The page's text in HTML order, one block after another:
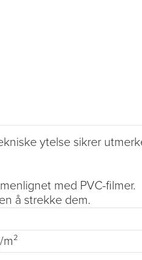
ytelse sikrer
med PVC-filmer.
å strekke dem.